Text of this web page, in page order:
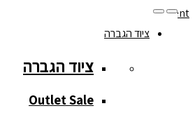
Skip to content
077-208-0290
מעקב הזמנות
ציוד הגברה
ציוד הגברה
Outlet Sale